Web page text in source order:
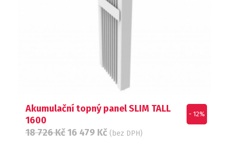
Akumulační topný panel SLIM TALL
1600
18 726Kč 16 479 Kč (bez DPH)
- 12%